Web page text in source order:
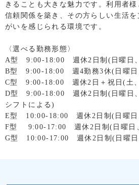
きることも大きな魅力です。利用者
信頼関係を築き、その方らしい生活を
がいを感じられる環境です。
〈選べる勤務形態〉
A型 9:00-18:00 週休2日制(日曜日
B型 9:00-18:00 週4勤務3休(日曜日
C型 9:00-18:00 週休2日＋祝日(土
D型 9:00-18:00 週休2日制(日曜日
シフトによる)
E型 10:00-18:00 週休2日制(日曜日
F型 9:00-17:00 週休2日制(日曜日
G型 10:00-17:00 週休2日制(日曜日